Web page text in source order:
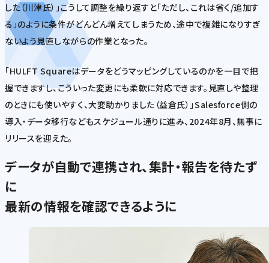
した（川津氏）」こうして調整を繰り返すと「ただし、これは省く/追加す
る」のように条件がどんどん増えてしまうため、途中で複雑になりすぎ
ないよう見直しながらの作業となった。
「HULFT Squareはデータをどうマッピングしているのかを一目で把
握できますし、こういった変更にも柔軟に対応できます。見直しや整理
のときにも使いやすく、大変助かりました（益倉氏）」Salesforce側の
導入・データ移行などもスケジュール通りに進み、2024年8月、無事に
リリースを迎えた。
データが自動で連携され、集計・報告を待たず
に
最新の情報を確認できるように